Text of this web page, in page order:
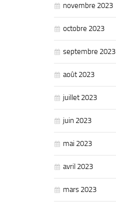
novembre 2023
octobre 2023
septembre 2023
août 2023
juillet 2023
juin 2023
mai 2023
avril 2023
mars 2023